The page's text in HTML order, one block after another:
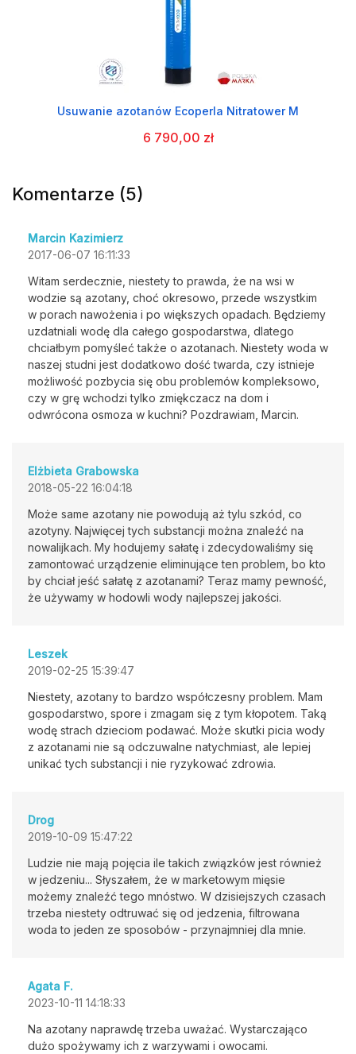
Usuwanie azotanów Ecoperla Nitratower M
6 790,00 zł
Komentarze (5)
Marcin Kazimierz
2017-06-07 16:11:33
Witam serdecznie, niestety to prawda, że na wsi w
wodzie są azotany, choć okresowo, przede wszystkim
w porach nawożenia i po większych opadach. Będziemy
uzdatniali wodę dla całego gospodarstwa, dlatego
chciałbym pomyśleć także o azotanach. Niestety woda w
naszej studni jest dodatkowo dość twarda, czy istnieje
możliwość pozbycia się obu problemów kompleksowo,
czy w grę wchodzi tylko zmiękczacz na dom i
odwrócona osmoza w kuchni? Pozdrawiam, Marcin.
Elżbieta Grabowska
2018-05-22 16:04:18
Może same azotany nie powodują aż tylu szkód, co
azotyny. Najwięcej tych substancji można znaleźć na
nowalijkach. My hodujemy sałatę i zdecydowaliśmy się
zamontować urządzenie eliminujące ten problem, bo kto
by chciał jeść sałatę z azotanami? Teraz mamy pewność,
że używamy w hodowli wody najlepszej jakości.
Leszek
2019-02-25 15:39:47
Niestety, azotany to bardzo współczesny problem. Mam
gospodarstwo, spore i zmagam się z tym kłopotem. Taką
wodę strach dzieciom podawać. Może skutki picia wody
z azotanami nie są odczuwalne natychmiast, ale lepiej
unikać tych substancji i nie ryzykować zdrowia.
Drog
2019-10-09 15:47:22
Ludzie nie mają pojęcia ile takich związków jest również
w jedzeniu... Słyszałem, że w marketowym mięsie
możemy znaleźć tego mnóstwo. W dzisiejszych czasach
trzeba niestety odtruwać się od jedzenia, filtrowana
woda to jeden ze sposobów - przynajmniej dla mnie.
Agata F.
2023-10-11 14:18:33
Na azotany naprawdę trzeba uważać. Wystarczająco
dużo spożywamy ich z warzywami i owocami.